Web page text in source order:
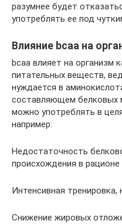
разумнее будет
употреблять ее под
Влияние bcaa на
bсaa влияет на организм
питательных веществ,
нуждается в
составляющем белковых
можно употреблять в
например:
Недостаточность
происхождения в рационе
Интенсивная
Снижение жировых